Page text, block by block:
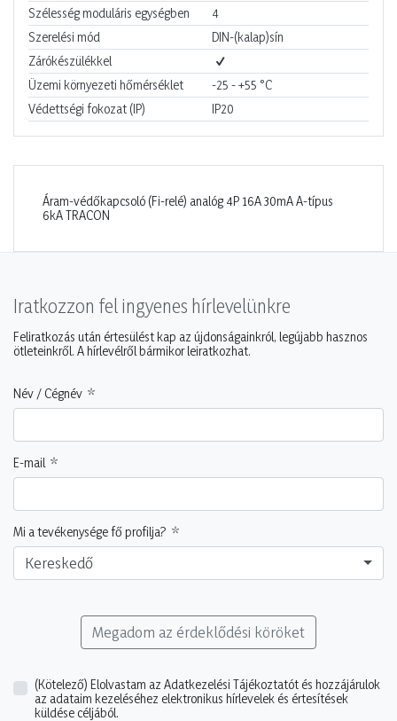
Szélesség moduláris egységben
4
Szerelési mód
DIN-(kalap)sín
Zárókészülékkel
Üzemi környezeti hőmérséklet
-25 - +55 °C
Védettségi fokozat (IP)
IP20
Áram-védőkapcsoló (Fi-relé) analóg 4P 16A 30mA A-típus
6kA TRACON
Iratkozzon fel ingyenes hírlevelünkre
Feliratkozás után értesülést kap az újdonságainkról, legújabb hasznos
ötleteinkről. A hírlevélről bármikor leiratkozhat.
Név / Cégnév
E-mail
Mi a tevékenysége fő profilja?
Kereskedő
Megadom az érdeklődési köröket
(Kötelező) Elolvastam az Adatkezelési Tájékoztatót és hozzájárulok
az adataim kezeléséhez elektronikus hírlevelek és értesítések
küldése céljából.